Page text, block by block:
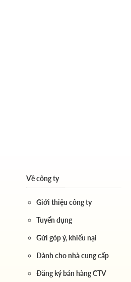
Về công ty
Giới thiệu công ty
Tuyển dụng
Gửi góp ý, khiếu nại
Dành cho nhà cung cấp
Đăng ký bán hàng CTV